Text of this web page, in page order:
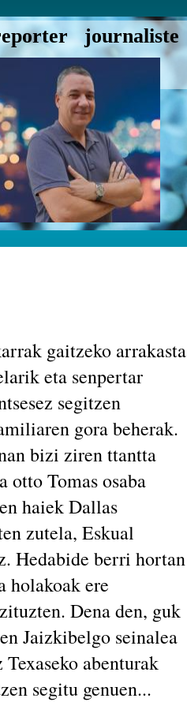
journaliste
gaitzeko arrakasta
eta senpertar
segitzen
gora beherak.
bizi ziren ttantta
otto Tomas osaba
haiek Dallas
zutela, Eskual
Hedabide berri hortan
holakoak ere
Dena den, guk
Jaizkibelgo seinalea
abenturak
segitu genuen...